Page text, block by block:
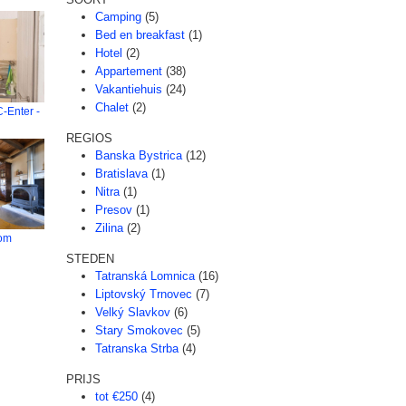
Enter -
Camping (5)
Bed en breakfast (1)
Hotel (2)
Appartement (38)
Vakantiehuis (24)
Chalet (2)
REGIOS
Banska Bystrica (12)
Bratislava (1)
Nitra (1)
Presov (1)
Zilina (2)
STEDEN
Tatranská Lomnica (16)
Liptovský Trnovec (7)
Velký Slavkov (6)
Stary Smokovec (5)
Tatranska Strba (4)
PRIJS
tot €250 (4)